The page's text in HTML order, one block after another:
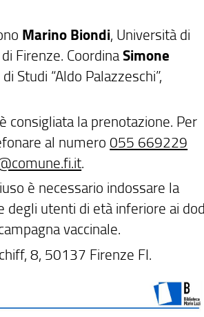
Marino Biondi, Università di
Firenze. CoordinaSimone
Studi “Aldo Palazzeschi”,
consigliata la prenotazione. Per
al numero 055 669229
.
è necessario indossare la
degli utenti di età inferiore ai
vaccinale.
8, 50137 Firenze FI.